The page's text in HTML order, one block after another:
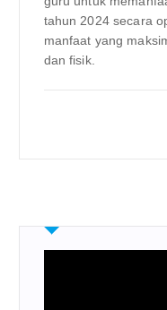
tahun 2024 secara
manfaat yang
dan fisik.